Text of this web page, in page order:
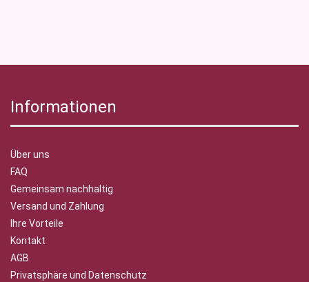
Informationen
Über uns
FAQ
Gemeinsam nachhaltig
Versand und Zahlung
Ihre Vorteile
Kontakt
AGB
Privatsphäre und Datenschutz